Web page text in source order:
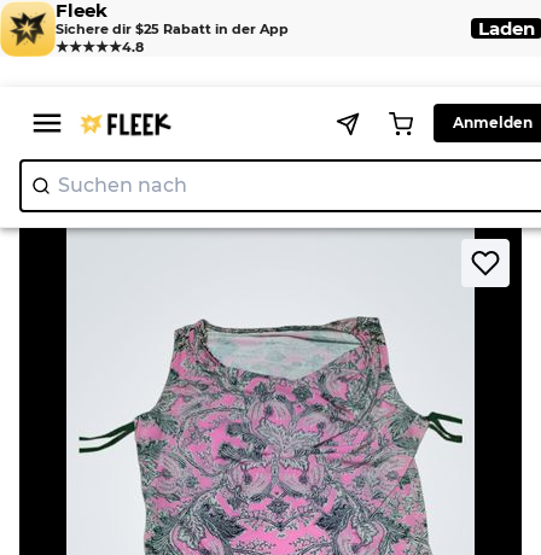
Fleek
Sichere dir $25 Rabatt in der App
★★★★★4.8
Laden
Anmelden
Suchen nach
Home > Shirt > Pink Paisley Print Tank Top